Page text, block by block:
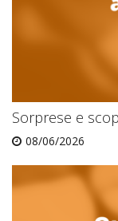
Sorprese e
08/06/2026